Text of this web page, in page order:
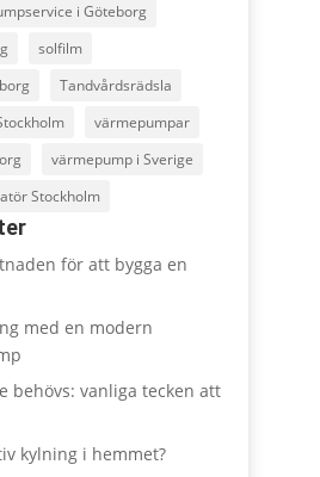
i Göteborg
solfilm
Tandvårdsrädsla
värmepumpar
värmepump i Sverige
Stockholm
för att bygga en
med en modern
behövs: vanliga tecken att
kylning i hemmet?